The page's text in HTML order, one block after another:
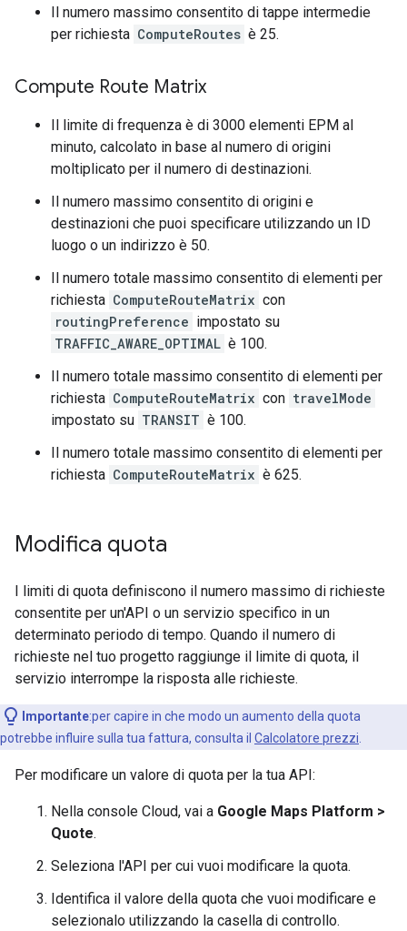
Il numero massimo consentito di tappe intermedie
per richiesta ComputeRoutes è 25.
Compute Route Matrix
Il limite di frequenza è di 3000 elementi EPM al
minuto, calcolato in base al numero di origini
moltiplicato per il numero di destinazioni.
Il numero massimo consentito di origini e
destinazioni che puoi specificare utilizzando un ID
luogo o un indirizzo è 50.
Il numero totale massimo consentito di elementi per
richiesta ComputeRouteMatrix con
routingPreference impostato su
TRAFFIC_AWARE_OPTIMAL è 100.
Il numero totale massimo consentito di elementi per
richiesta ComputeRouteMatrix con travelMode
impostato su TRANSIT è 100.
Il numero totale massimo consentito di elementi per
richiesta ComputeRouteMatrix è 625.
Modifica quota
I limiti di quota definiscono il numero massimo di richieste
consentite per un'API o un servizio specifico in un
determinato periodo di tempo. Quando il numero di
richieste nel tuo progetto raggiunge il limite di quota, il
servizio interrompe la risposta alle richieste.
Importante:per capire in che modo un aumento della quota
potrebbe influire sulla tua fattura, consulta il Calcolatore prezzi
Per modificare un valore di quota per la tua API:
Nella console Cloud, vai a Google Maps Platform >
Quote.
Seleziona l'API per cui vuoi modificare la quota.
Identifica il valore della quota che vuoi modificare e
selezionalo utilizzando la casella di controllo.